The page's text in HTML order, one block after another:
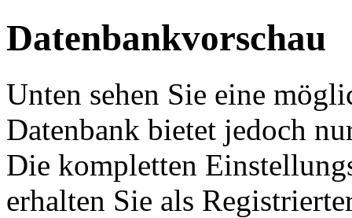
Datenbankvorschau
Unten sehen Sie eine
Datenbank bietet jedoch
Die kompletten
erhalten Sie als